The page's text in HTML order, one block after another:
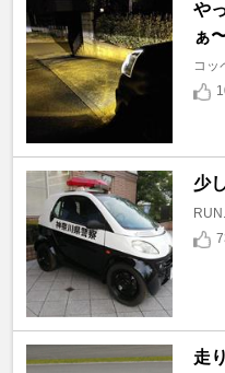
や
ぁ
コッ
少
走